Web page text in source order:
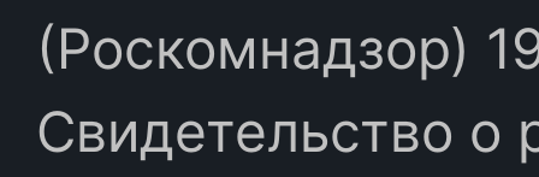
(Роскомнадзор)
Свидетельство